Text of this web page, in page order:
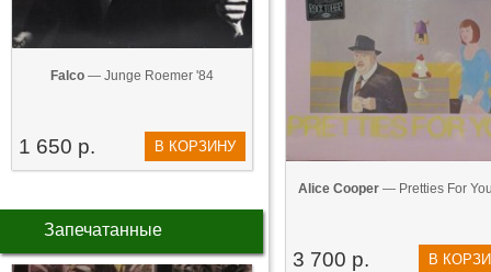
Falco — Junge Roemer '84
1 650 р. В КОРЗИНУ
Запечатанные
Alice Cooper — Pretties For
3 700 р. В